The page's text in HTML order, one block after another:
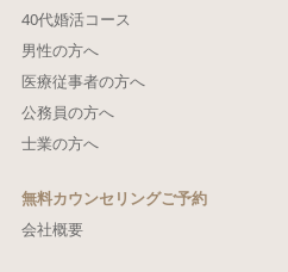
40代婚活コース
男性の方へ
医療従事者の方へ
公務員の方へ
士業の方へ
無料カウンセリングご予約
会社概要